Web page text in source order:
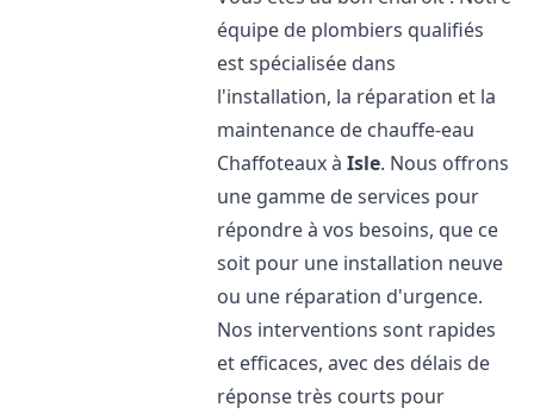
équipe de plombiers qualifiés
est spécialisée dans
l'installation, la réparation et la
maintenance de chauffe-eau
Chaffoteaux àIsle. Nous offrons
une gamme de services pour
répondre à vos besoins, que ce
soit pour une installation neuve
ou une réparation d'urgence.
Nos interventions sont rapides
et efficaces, avec des délais de
réponse très courts pour